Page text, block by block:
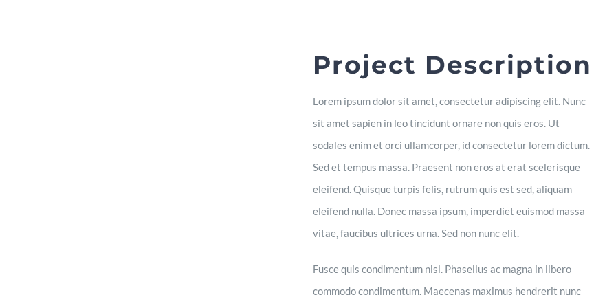
Project Description
Lorem ipsum dolor sit amet, consectetur adipiscing elit. Nunc
sit amet sapien in leo tincidunt ornare non quis eros. Ut
sodales enim et orci ullamcorper, id consectetur lorem dictum.
Sed et tempus massa. Praesent non eros at erat scelerisque
eleifend. Quisque turpis felis, rutrum quis est sed, aliquam
eleifend nulla. Donec massa ipsum, imperdiet euismod massa
vitae, faucibus ultrices urna. Sed non nunc elit.
Fusce quis condimentum nisl. Phasellus ac magna in libero
commodo condimentum. Maecenas maximus hendrerit nunc